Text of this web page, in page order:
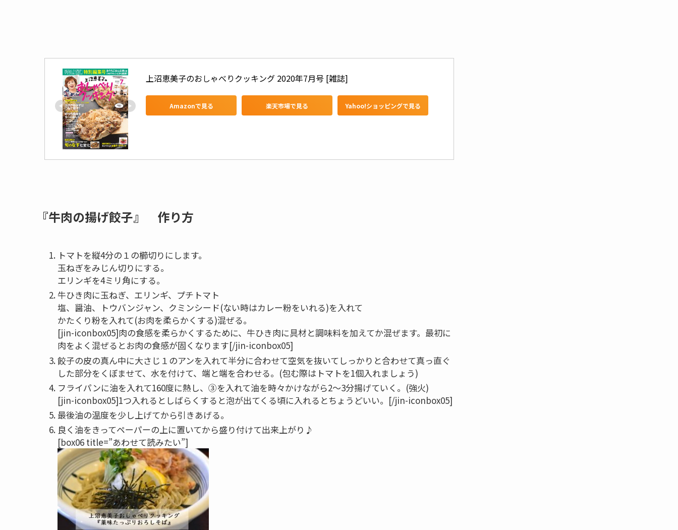
上沼恵美子のおしゃべりクッキング 2020年7月号 [雑誌]
Amazonで見る 楽天市場で見る Yahoo!ショッピングで見る
『牛肉の揚げ餃子』 作り方
トマトを縦4分の１の櫛切りにします。
玉ねぎをみじん切りにする。
エリンギを4ミリ角にする。
牛ひき肉に玉ねぎ、エリンギ、プチトマト
塩、醤油、トウバンジャン、クミンシード(ない時はカレー粉をいれる)を入れて
かたくり粉を入れて(お肉を柔らかくする)混ぜる。
[jin-iconbox05]肉の食感を柔らかくするために、牛ひき肉に具材と調味料を加えてか混ぜます。最初に
肉をよく混ぜるとお肉の食感が固くなります[/jin-iconbox05]
餃子の皮の真ん中に大さじ１のアンを入れて半分に合わせて空気を抜いてしっかりと合わせて真っ直ぐ
した部分をくぼませて、水を付けて、端と端を合わせる。(包む際はトマトを1個入れましょう)
フライパンに油を入れて160度に熱し、③を入れて油を時々かけながら2～3分揚げていく。(強火)
[jin-iconbox05]1つ入れるとしばらくすると泡が出てくる頃に入れるとちょうどいい。[/jin-iconbox05]
最後油の温度を少し上げてから引きあげる。
良く油をきってペーパーの上に置いてから盛り付けて出来上がり♪
[box06 title=”あわせて読みたい”]